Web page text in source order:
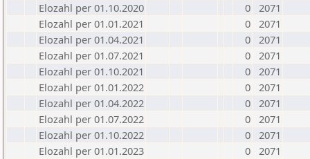
Elozahl per 01.10.2020
0 2071
Elozahl per 01.01.2021
0 2071
Elozahl per 01.04.2021
0 2071
Elozahl per 01.07.2021
0 2071
Elozahl per 01.10.2021
0 2071
Elozahl per 01.01.2022
0 2071
Elozahl per 01.04.2022
0 2071
Elozahl per 01.07.2022
0 2071
Elozahl per 01.10.2022
0 2071
Elozahl per 01.01.2023
0 2071